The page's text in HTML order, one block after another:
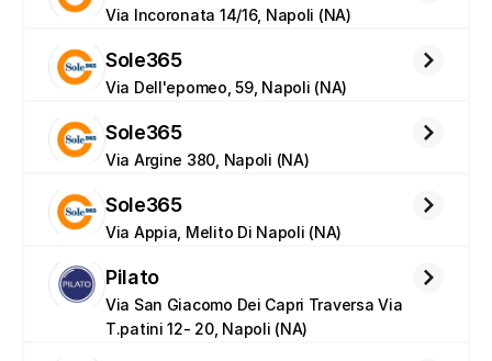
Via Incoronata 14/16, Napoli (NA)
Sole365
Via Dell'epomeo, 59, Napoli (NA)
Sole365
Via Argine 380, Napoli (NA)
Sole365
Via Appia, Melito Di Napoli (NA)
Pilato
Via San Giacomo Dei Capri Traversa Via
T.patini 12- 20, Napoli (NA)